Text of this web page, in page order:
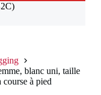
blanc uni, taille
à pied